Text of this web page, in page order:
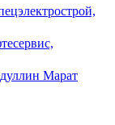
Марат